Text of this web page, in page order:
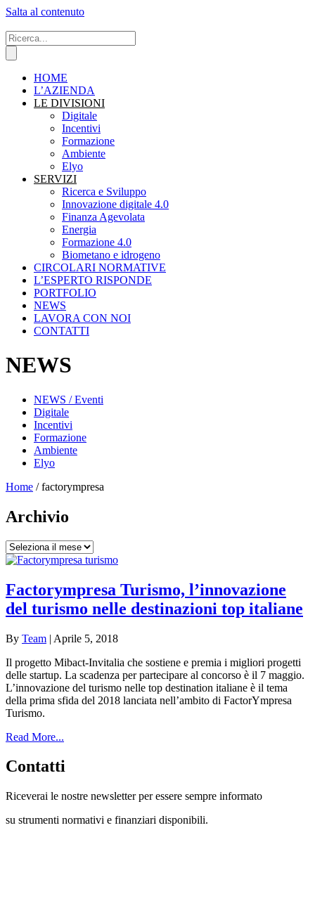
Salta al contenuto
HOME
L’AZIENDA
LE DIVISIONI
Digitale
Incentivi
Formazione
Ambiente
Elyo
SERVIZI
Ricerca e Sviluppo
Innovazione digitale 4.0
Finanza Agevolata
Energia
Formazione 4.0
Biometano e idrogeno
CIRCOLARI NORMATIVE
L’ESPERTO RISPONDE
PORTFOLIO
NEWS
LAVORA CON NOI
CONTATTI
NEWS
NEWS / Eventi
Digitale
Incentivi
Formazione
Ambiente
Elyo
Home /factorympresa
Archivio
Archivio
Factorympresa Turismo, l’innovazione
del turismo nelle destinazioni top italiane
By Team | Aprile 5, 2018
Il progetto Mibact-Invitalia che sostiene e premia i migliori progetti
delle startup. La scadenza per partecipare al concorso è il 7 maggio.
L’innovazione del turismo nelle top destination italiane è il tema
della prima sfida del 2018 lanciata nell’ambito di FactorYmpresa
Turismo.
Read More...
Contatti
Riceverai le nostre newsletter per essere sempre informato
su strumenti normativi e finanziari disponibili.